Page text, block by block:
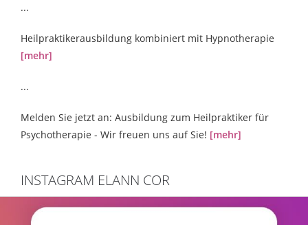
...
Heilpraktikerausbildung kombiniert mit Hypnotherapie
[mehr]
...
Melden Sie jetzt an: Ausbildung zum Heilpraktiker für
Psychotherapie - Wir freuen uns auf Sie! [mehr]
INSTAGRAM ELANN COR